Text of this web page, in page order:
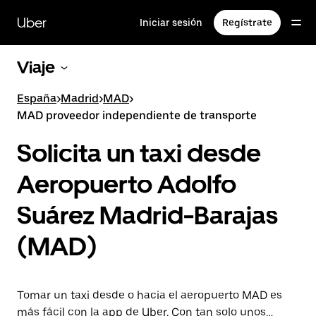
contenido
principal
Uber Iniciar sesión Regístrate
Viaje
España>Madrid>MAD>
MAD proveedor independiente de transporte
Solicita un taxi desde
Aeropuerto Adolfo
Suárez Madrid-Barajas
(MAD)
Tomar un taxi desde o hacia el aeropuerto MAD es
más fácil con la app de Uber. Con tan solo unos